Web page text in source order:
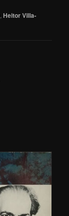
,Heitor Villa-